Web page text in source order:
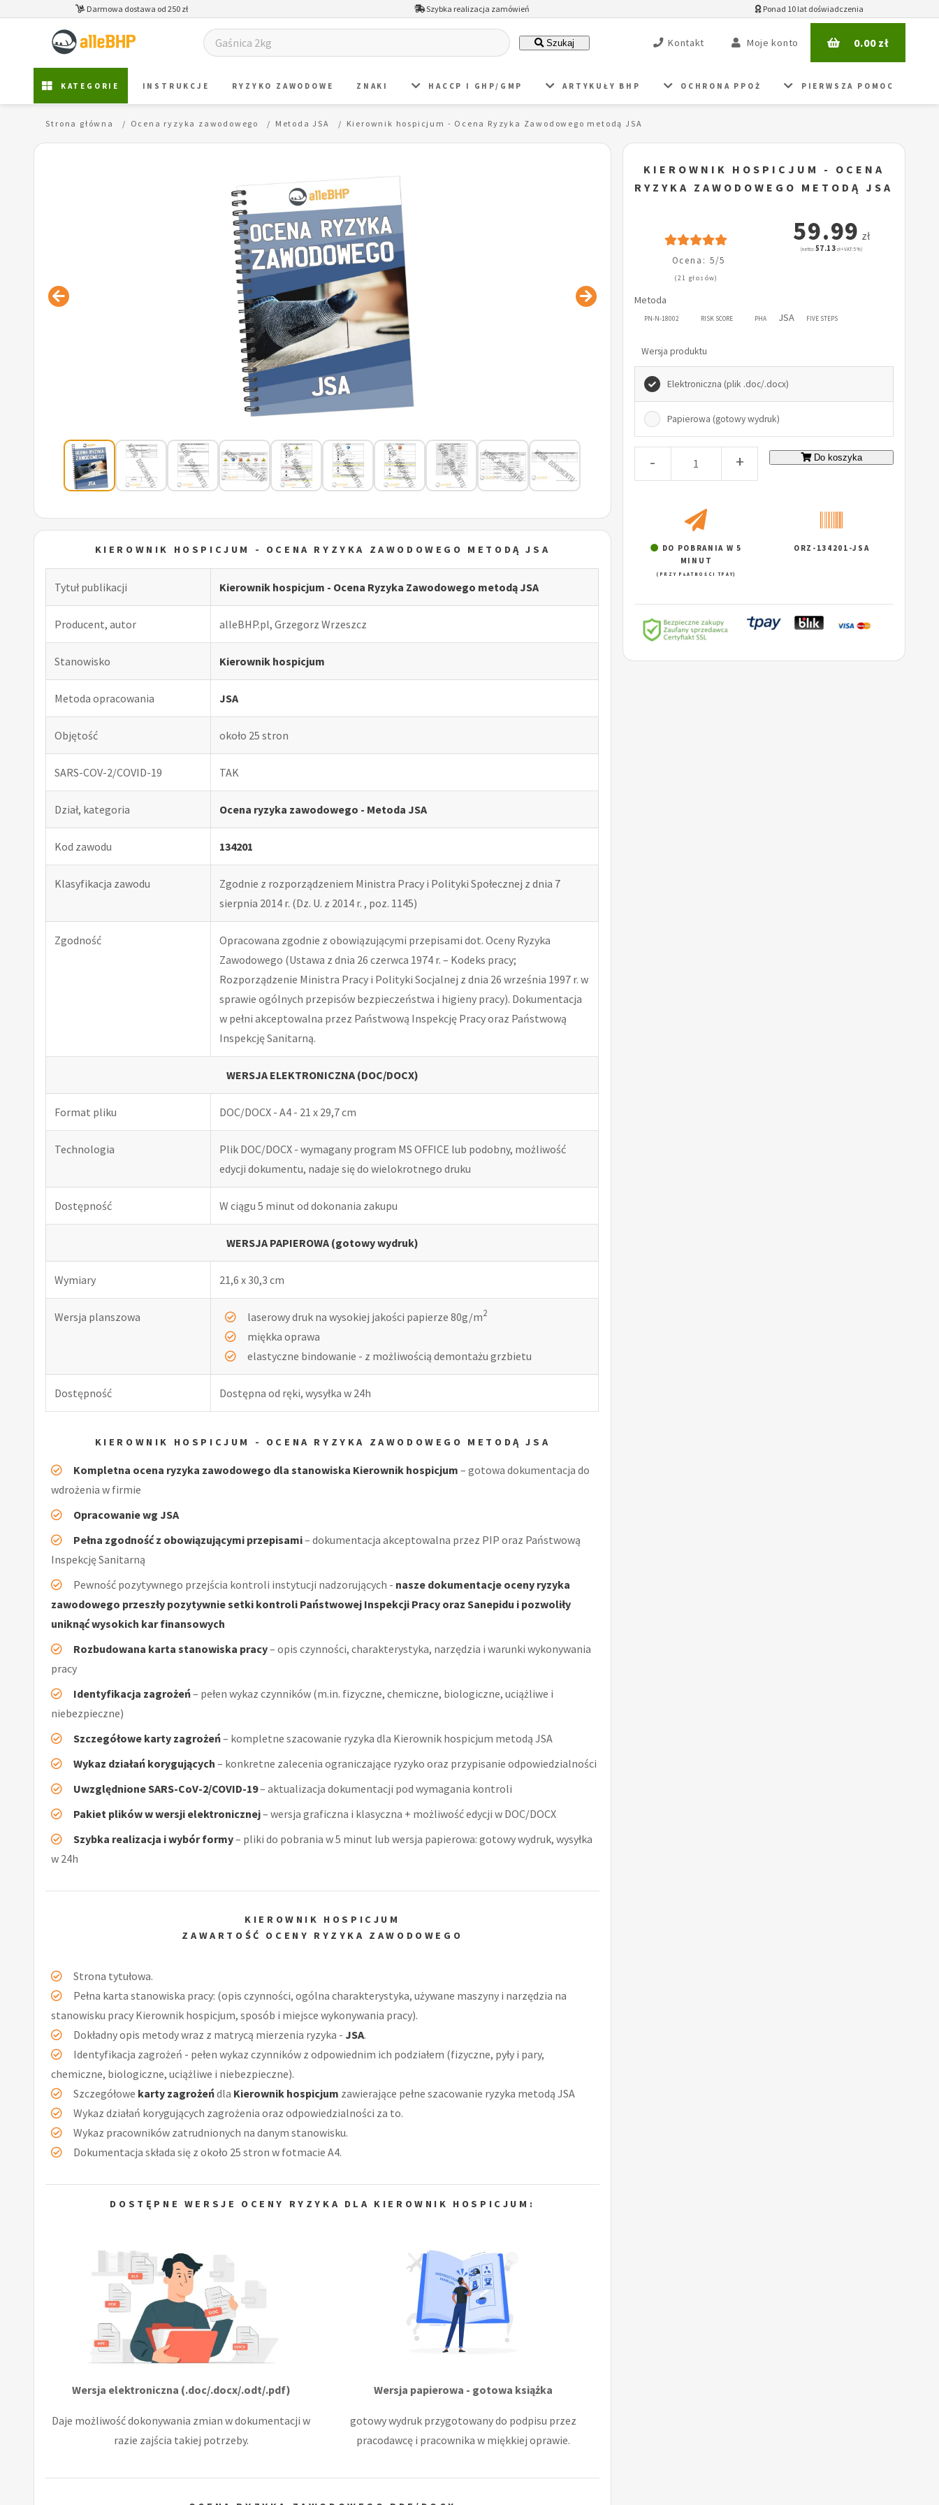
Darmowa dostawa od 250 zł Szybka realizacja zamówień Ponad 10 lat doświadczenia
Szukaj Kontakt Moje konto 0.00zł
KATEGORIE INSTRUKCJE RYZYKO ZAWODOWE ZNAKI HACCP I GHP/GMP ARTYKUŁY BHP OCHRONA PPOŻ PIERWSZA POMOC
Strona główna Ocena ryzyka zawodowego Metoda JSA Kierownik hospicjum - Ocena Ryzyka Zawodowego metodą JSA
KIEROWNIK HOSPICJUM - OCENA RYZYKA ZAWODOWEGO METODĄ JSA
Tytuł publikacji Kierownik hospicjum - Ocena Ryzyka Zawodowego metodą JSA
Producent, autor alleBHP.pl, Grzegorz Wrzeszcz
Stanowisko Kierownik hospicjum
Metoda opracowania JSA
Objętość około 25 stron
SARS-COV-2/COVID-19 TAK
Dział, kategoria Ocena ryzyka zawodowego - Metoda JSA
Kod zawodu 134201
Klasyfikacja zawodu
Zgodnie z rozporządzeniem Ministra Pracy i Polityki Społecznej z dnia 7
sierpnia 2014 r. (Dz. U. z 2014 r. , poz. 1145)
Zgodność
Opracowana zgodnie z obowiązującymi przepisami dot. Oceny Ryzyka
Zawodowego (Ustawa z dnia 26 czerwca 1974 r. – Kodeks pracy;
Rozporządzenie Ministra Pracy i Polityki Socjalnej z dnia 26 września 1997 r. w
sprawie ogólnych przepisów bezpieczeństwa i higieny pracy). Dokumentacja
w pełni akceptowalna przez Państwową Inspekcję Pracy oraz Państwową
Inspekcję Sanitarną.
WERSJA ELEKTRONICZNA (DOC/DOCX)
Format pliku DOC/DOCX - A4 - 21 x 29,7 cm
Technologia
Plik DOC/DOCX - wymagany program MS OFFICE lub podobny, możliwość
edycji dokumentu, nadaje się do wielokrotnego druku
Dostępność W ciągu 5 minut od dokonania zakupu
WERSJA PAPIEROWA (gotowy wydruk)
Wymiary 21,6 x 30,3 cm
Wersja planszowa laserowy druk na wysokiej jakości papierze 80g/m2
miękka oprawa
elastyczne bindowanie - z możliwością demontażu grzbietu
Dostępność Dostępna od ręki, wysyłka w 24h
KIEROWNIK HOSPICJUM - OCENA RYZYKA ZAWODOWEGO METODĄ JSA
Kompletna ocena ryzyka zawodowego dla stanowiska Kierownik hospicjum – gotowa dokumentacja do
wdrożenia w firmie
Opracowanie wg JSA
Pełna zgodność z obowiązującymi przepisami– dokumentacja akceptowalna przez PIP oraz Państwową
Inspekcję Sanitarną
Pewność pozytywnego przejścia kontroli instytucji nadzorujących - nasze dokumentacje oceny ryzyka
zawodowego przeszły pozytywnie setki kontroli Państwowej Inspekcji Pracy oraz Sanepidu i pozwoliły
uniknąć wysokich kar finansowych
Rozbudowana karta stanowiska pracy– opis czynności, charakterystyka, narzędzia i warunki wykonywania
pracy
Identyfikacja zagrożeń– pełen wykaz czynników (m.in. fizyczne, chemiczne, biologiczne, uciążliwe i
niebezpieczne)
Szczegółowe karty zagrożeń– kompletne szacowanie ryzyka dla Kierownik hospicjum metodą JSA
Wykaz działań korygujących – konkretne zalecenia ograniczające ryzyko oraz przypisanie odpowiedzialności
Uwzględnione SARS-CoV-2/COVID-19– aktualizacja dokumentacji pod wymagania kontroli
Pakiet plików w wersji elektronicznej– wersja graficzna i klasyczna + możliwość edycji w DOC/DOCX
Szybka realizacja i wybór formy– pliki do pobrania w 5 minut lub wersja papierowa: gotowy wydruk, wysyłka
w 24h
KIEROWNIK HOSPICJUM
ZAWARTOŚĆ OCENY RYZYKA ZAWODOWEGO
Strona tytułowa.
Pełna karta stanowiska pracy: (opis czynności, ogólna charakterystyka, używane maszyny i narzędzia na
stanowisku pracy Kierownik hospicjum, sposób i miejsce wykonywania pracy).
Dokładny opis metody wraz z matrycą mierzenia ryzyka - JSA.
Identyfikacja zagrożeń - pełen wykaz czynników z odpowiednim ich podziałem (fizyczne, pyły i pary,
chemiczne, biologiczne, uciążliwe i niebezpieczne).
Szczegółowe karty zagrożeńdla Kierownik hospicjum zawierające pełne szacowanie ryzyka metodą JSA
Wykaz działań korygujących zagrożenia oraz odpowiedzialności za to.
Wykaz pracowników zatrudnionych na danym stanowisku.
Dokumentacja składa się z około 25 stron w fotmacie A4.
DOSTĘPNE WERSJE OCENY RYZYKA DLA KIEROWNIK HOSPICJUM:
Wersja elektroniczna (.doc/.docx/.odt/.pdf)
Daje możliwość dokonywania zmian w dokumentacji w
razie zajścia takiej potrzeby.
Wersja papierowa - gotowa książka
gotowy wydruk przygotowany do podpisu przez
pracodawcę i pracownika w miękkiej oprawie.
KIEROWNIK HOSPICJUM - OCENA
RYZYKA ZAWODOWEGO METODĄ JSA
Ocena: 5/5
(21 głosów)
59.99 zł
(netto:57.13 zł + VAT: 5%)
Metoda
PN-N-18002 RISK SCORE PHA JSA FIVE STEPS
Wersja produktu
Elektroniczna (plik .doc/.docx)
Papierowa (gotowy wydruk)
- + Do koszyka
DO POBRANIA W 5
MINUT
(PRZY PŁATNOŚCI TPAY)
ORZ-134201-JSA